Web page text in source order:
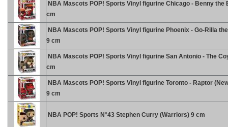
NBA Mascots POP! Sports Vinyl figurine Chicago - Benny the
cm
NBA Mascots POP! Sports Vinyl figurine Phoenix - Go-Rilla
9 cm
NBA Mascots POP! Sports Vinyl figurine San Antonio - The
cm
NBA Mascots POP! Sports Vinyl figurine Toronto - Raptor
9 cm
NBA POP! Sports N°43 Stephen Curry (Warriors) 9 cm